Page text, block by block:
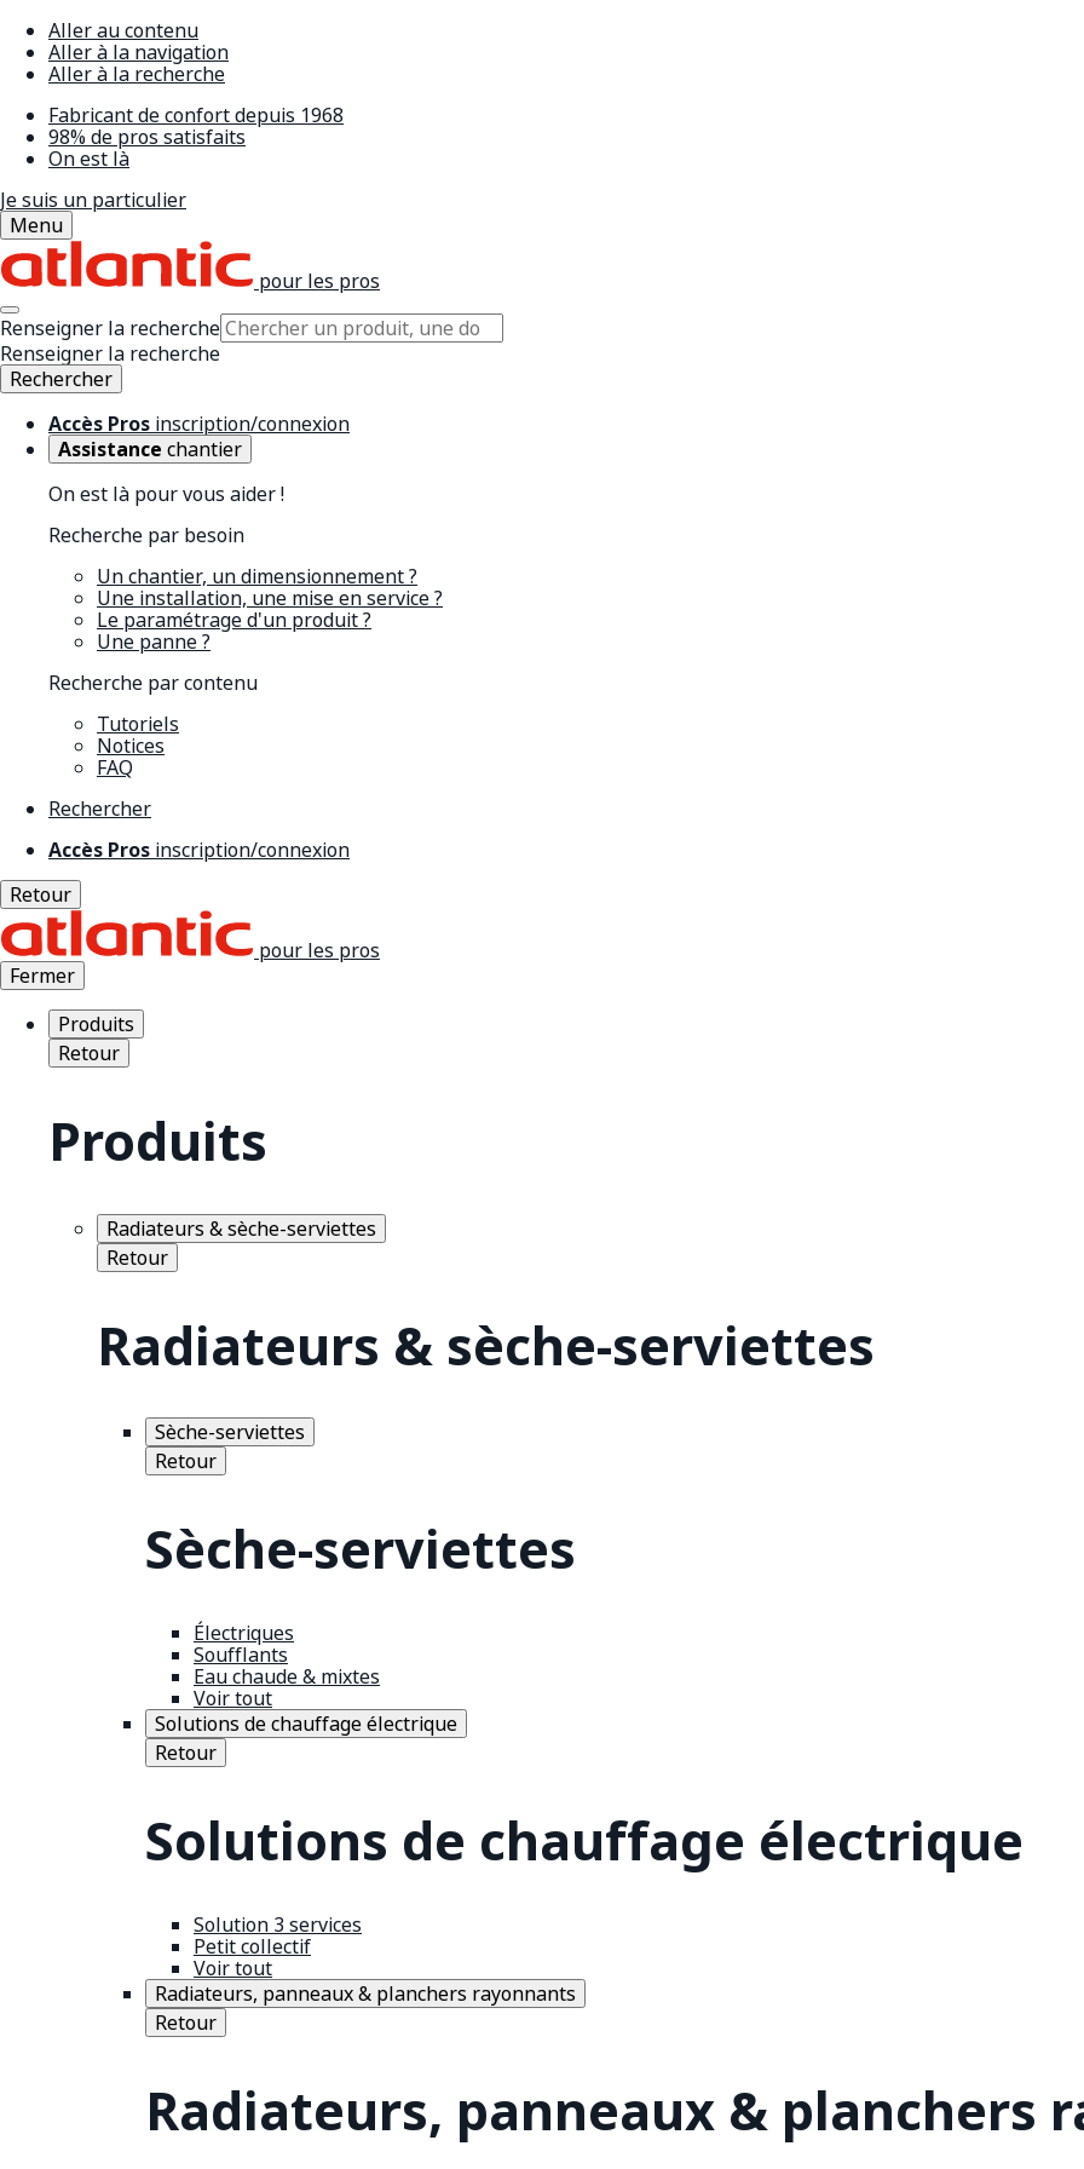
Aller au contenu
Aller à la navigation
Aller à la recherche
Fabricant de confort depuis 1968
98% de pros satisfaits
On est là
Je suis un particulier
Menu
pour les pros
Renseigner la recherche
Renseigner la recherche
Rechercher
Accès Pros inscription/connexion
Assistance chantier
On est là pour vous aider !
Recherche par besoin
Un chantier, un dimensionnement ?
Une installation, une mise en service ?
Le paramétrage d'un produit ?
Une panne ?
Recherche par contenu
Tutoriels
Notices
FAQ
Rechercher
Accès Pros inscription/connexion
Retour
pour les pros
Fermer
Produits
Retour
Produits
Radiateurs & sèche-serviettes
Retour
Radiateurs & sèche-serviettes
Sèche-serviettes
Retour
Sèche-serviettes
Électriques
Soufflants
Eau chaude & mixtes
Voir tout
Solutions de chauffage électrique
Retour
Solutions de chauffage électrique
Solution 3 services
Petit collectif
Voir tout
Radiateurs, panneaux & planchers rayonnants
Retour
Radiateurs, panneaux & planchers